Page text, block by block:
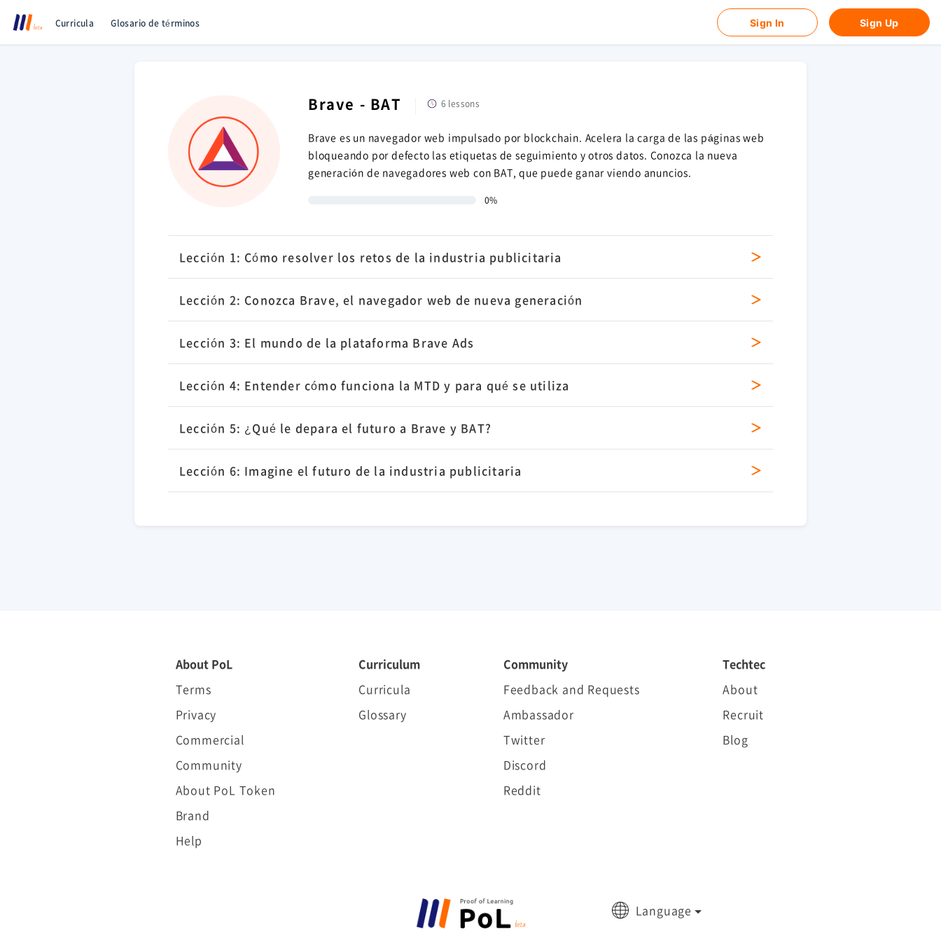
Curricula Glosario de términos Sign In Sign Up
Brave - BAT 6 lessons
Brave es un navegador web impulsado por blockchain. Acelera la carga de las páginas web
bloqueando por defecto las etiquetas de seguimiento y otros datos. Conozca la nueva
generación de navegadores web con BAT, que puede ganar viendo anuncios.
0%
Lección 1: Cómo resolver los retos de la industria publicitaria
Lección 2: Conozca Brave, el navegador web de nueva generación
Lección 3: El mundo de la plataforma Brave Ads
Lección 4: Entender cómo funciona la MTD y para qué se utiliza
Lección 5: ¿Qué le depara el futuro a Brave y BAT?
Lección 6: Imagine el futuro de la industria publicitaria
About PoL
Terms
Privacy
Commercial
Community
About PoL Token
Brand
Help
Curriculum
Curricula
Glossary
Community
Feedback and Requests
Ambassador
Twitter
Discord
Reddit
Techtec
About
Recruit
Blog
Language